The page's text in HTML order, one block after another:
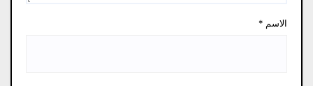
الاسم *